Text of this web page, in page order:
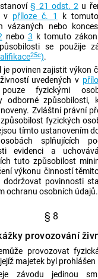
§ 21 odst. 2 u
v příloze č. 1
k
vázaných nebo
nebo 3 k tomuto
se použije
25c).
je povinen zajistit výkon
živnostíuvedených v
fyzickými
odborné
Zvláštní právní
fyzických
tímto ustanovením
splňujících
evidenci a
tuto způsobilost
výkonu činností
dodržovat povinnosti
ochranu osobních údajů.
§ 8
provozování
provozovat
majetek byl
závodu jedinou